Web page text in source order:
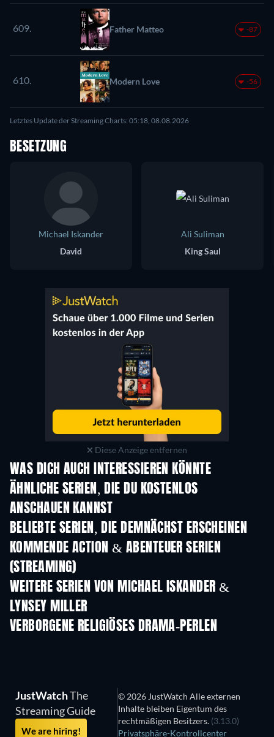
609. Father Matteo -87
610. Modern Love -56
Letztes Update der Streaming Charts: 05:18, 08.08.2026
BESETZUNG
Michael Iskander
David
Ali Suliman
King Saul
Diese Anzeige entfernen
WAS DICH AUCH INTERESSIEREN KÖNNTE
Serie Serie
ÄHNLICHE SERIEN, DIE DU KOSTENLOS
ANSCHAUEN KANNST
Serie
BELIEBTE SERIEN, DIE DEMNÄCHST ERSCHEINEN
Serie Serie
KOMMENDE ACTION & ABENTEUER SERIEN
(STREAMING)Staffel 2
WEITERE SERIEN VON MICHAEL ISKANDER &
LYNSEY MILLER
Serie
VERBORGENE RELIGIÖSES DRAMA-PERLEN
JustWatchThe
Streaming Guide
We are hiring!
© 2026 JustWatch Alle externen
Inhalte bleiben Eigentum des
rechtmäßigen Besitzers. (3.13.0)
Privatsphäre-Kontrollcenter